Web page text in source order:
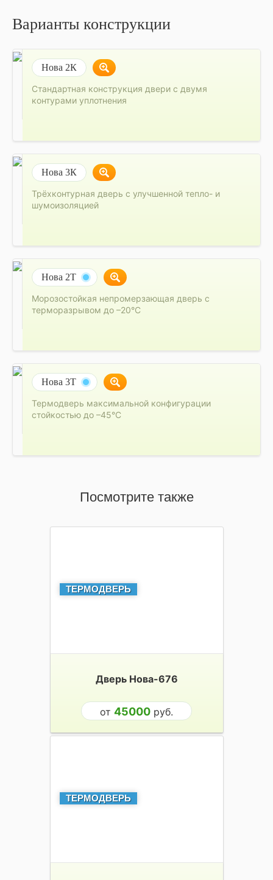
Варианты конструкции
Нова 2К
Стандартная конструкция двери с двумя
контурами уплотнения
Нова 3К
Трёхконтурная дверь с улучшенной тепло- и
шумоизоляцией
Нова 2Т
Морозостойкая непромерзающая дверь с
терморазрывом до –20°C
Нова 3Т
Термодверь максимальной конфигурации
стойкостью до –45°C
Посмотрите также
ТЕРМОДВЕРЬ
Дверь Нова-676
от 45000 руб.
ТЕРМОДВЕРЬ